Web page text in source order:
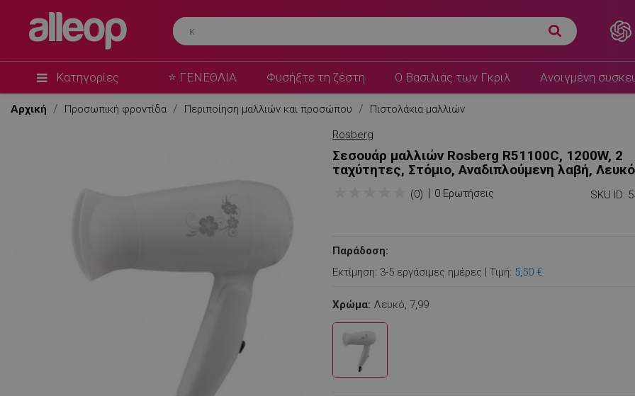
Κατηγορίες ⭐ ΓΕΝΕΘΛΙΑ Φυσήξτε τη ζέστη Ο Βασιλιάς των Γκριλ Ανοιγμένη
Αρχική Προσωπική φροντίδα Περιποίηση μαλλιών και προσώπου
Πιστολάκια μαλλιών
Rosberg
Σεσουάρ μαλλιών Rosberg R51100C, 1200W, 2
ταχύτητες, Στόμιο, Αναδιπλούμενη λαβή, Λευκό
SKU ID:
(0) 0 Ερωτήσεις
Παράδοση:
Εκτίμηση: 3-5 εργάσιμες ημέρες | Τιμή: 5,50 €
Χρώμα: Λευκό, 7,99